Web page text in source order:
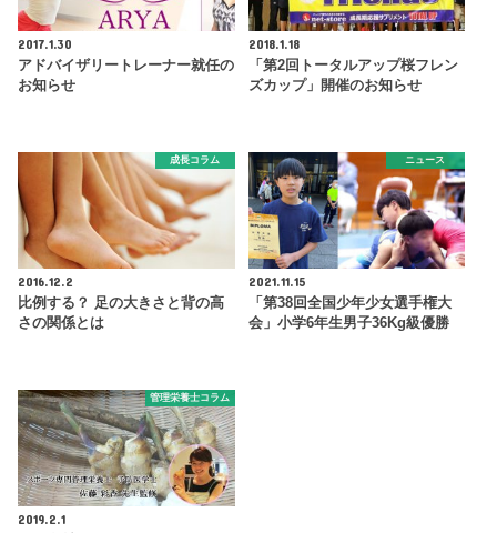
2017.1.30
アドバイザリートレーナー就任の
お知らせ
2018.1.18
「第2回トータルアップ桜フレン
ズカップ」開催のお知らせ
成長コラム
2016.12.2
比例する？ 足の大きさと背の高
さの関係とは
ニュース
2021.11.15
「第38回全国少年少女選手権大
会」小学6年生男子36Kg級優勝
管理栄養士コラム
2019.2.1